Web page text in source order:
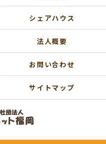
シェアハウス
法人概要
お問い合わせ
サイトマップ